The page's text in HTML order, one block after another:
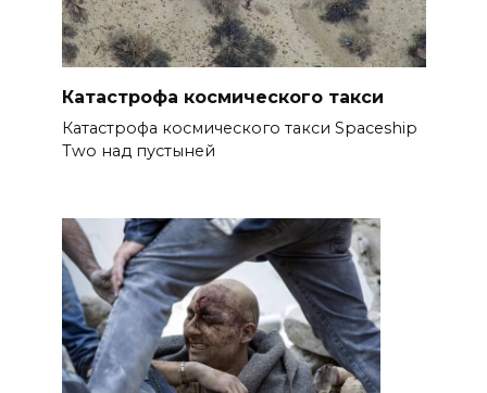
Катастрофа космического такси
Катастрофа космического такси Spaceship
Two над пустыней